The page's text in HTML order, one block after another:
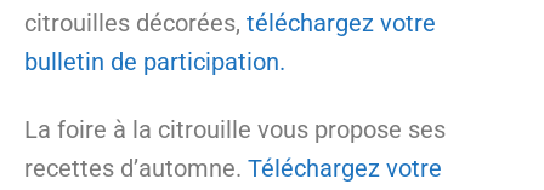
citrouilles décorées, téléchargez votre
bulletin de participation.
La foire à la citrouille vous propose ses
recettes d’automne. Téléchargez votre